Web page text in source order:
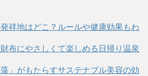
発祥地はどこ？ルールや健康効果もわ
布にやさしくて楽しめる日帰り温泉
」がもたらすサステナブル美容の効